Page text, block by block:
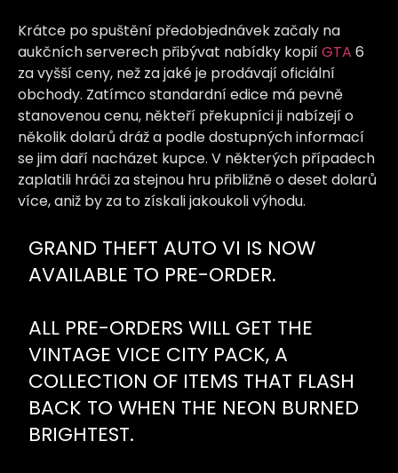
Krátce po spuštění předobjednávek začaly na
aukčních serverech přibývat nabídky kopiíGTA 6
za vyšší ceny, než za jaké je prodávají oficiální
obchody. Zatímco standardní edice má pevně
stanovenou cenu, někteří překupníci ji nabízejí o
několik dolarů dráž a podle dostupných informací
se jim daří nacházet kupce. V některých případech
zaplatili hráči za stejnou hru přibližně o deset dolarů
více, aniž by za to získali jakoukoli výhodu.
GRAND THEFT AUTO VI IS NOW
AVAILABLE TO PRE-ORDER.
ALL PRE-ORDERS WILL GET THE
VINTAGE VICE CITY PACK, A
COLLECTION OF ITEMS THAT FLASH
BACK TO WHEN THE NEON BURNED
BRIGHTEST.